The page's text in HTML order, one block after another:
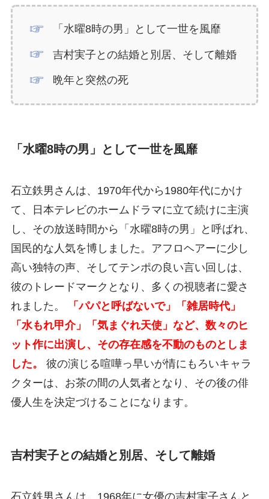
「水曜8時の男」として一世を風靡
吉村実子との結婚と別居、そして離婚
晩年と突然の死
「水曜8時の男」として一世を風靡
石立鉄男さんは、1970年代から1980年代にかけ
て、日本テレビのホームドラマに立て続けに主演
し、その放送時間から「水曜8時の男」と呼ばれ、
国民的な人気を博しました。アフロヘアーに少し
高い独特の声、そしてテンポの良い言い回しは、
彼のトレードマークとなり、多くの視聴者に愛さ
れました。
「パパと呼ばないで」「雑居時代」
「水もれ甲介」「気まぐれ天使」など、数々のヒ
ット作に出演し、その存在感を不動のものとしま
した。
彼の演じる喧嘩っ早いが情にもろいキャラ
クターは、お茶の間の人気者となり、その後の俳
優人生を決定づけることになります。
吉村実子との結婚と別居、そして離婚